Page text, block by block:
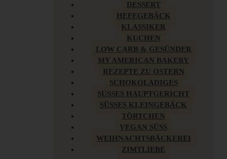
DESSERT
HEFEGEBÄCK
KLASSIKER
KUCHEN
LOW CARB & GESÜNDER
MY AMERICAN BAKERY
REZEPTE ZU OSTERN
SCHOKOLADIGES
SÜSSES HAUPTGERICHT
SÜSSES KLEINGEBÄCK
TÖRTCHEN
VEGAN SÜSS
WEIHNACHTSBÄCKEREI
ZIMTLIEBE